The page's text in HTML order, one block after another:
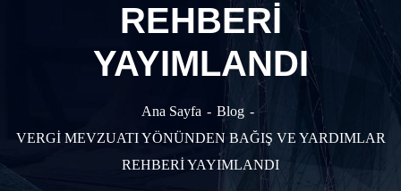
REHBERİ
YAYIMLANDI
Ana Sayfa
Blog
VERGİ MEVZUATI YÖNÜNDEN BAĞIŞ VE YARDIMLAR
REHBERİ YAYIMLANDI